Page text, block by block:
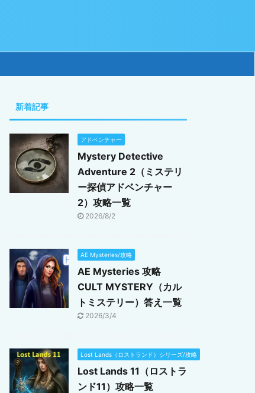
新着記事
アドベンチャー
Mystery Detective
Adventure 2（ミステリ
ー探偵アドベンチャー
2）攻略一覧
2026/8/2
AE Mysteries/攻略
AE Mysteries 攻略
CULT MYSTERY（カル
トミステリー）答え一覧
2026/3/4
Lost Lands（ロストランド）シリーズ/攻略
Lost Lands 11（ロストラ
ンド11）攻略一覧